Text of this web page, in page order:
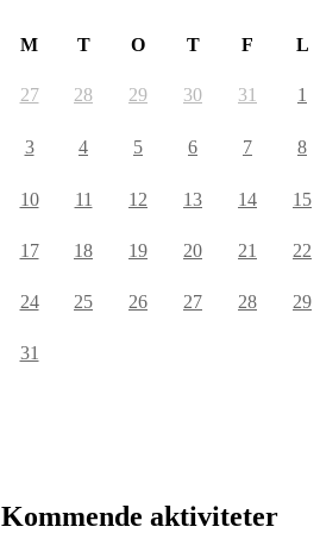
M T O T F L
27 28 29 30 31 1
3 4 5 6 7 8
10 11 12 13 14 15
17 18 19 20 21 22
24 25 26 27 28 29
31
Kommende aktiviteter